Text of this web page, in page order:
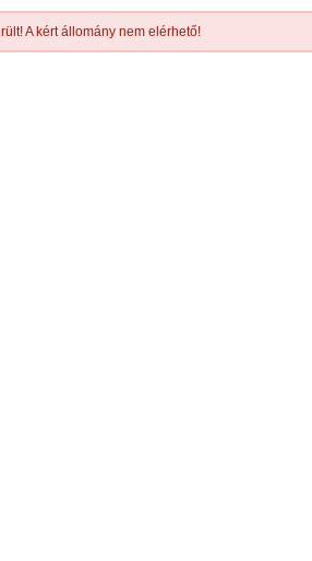
A kért állomány nem elérhető!